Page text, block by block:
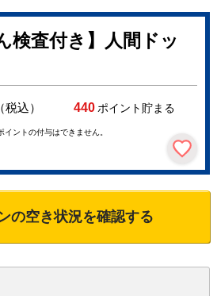
検査付き】人間ドッ
（税込） 440ポイント貯まる
ントの付与はできません。
の空き状況を確認する